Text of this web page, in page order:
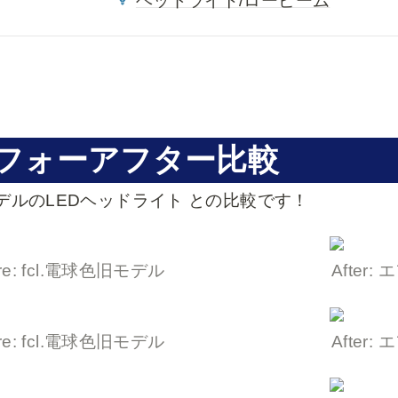
ォーアフター比較
ルのLEDヘッドライト との比較です！
fcl.電球色旧モデル
fcl.電球色旧モデル
After:
After: